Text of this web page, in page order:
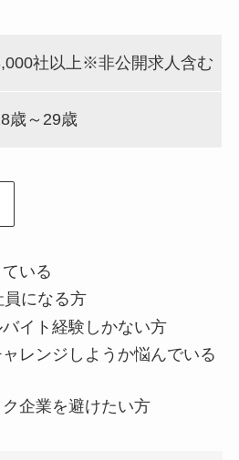
社以上※非公開求人含む
歳～29歳
いる
員になる方
イト経験しかない方
レンジしようか悩んでいる
企業を避けたい方